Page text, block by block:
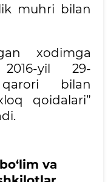
muhri bilan
xodimga
yil 29-
bilan
qoidalari”
va